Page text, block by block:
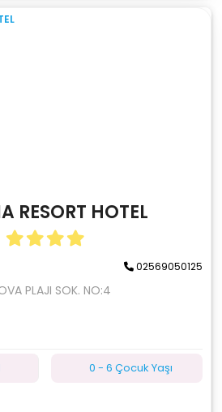
RESORT HOTEL
02569050125
PLAJI SOK. NO:4
0 - 6 Çocuk Yaşı